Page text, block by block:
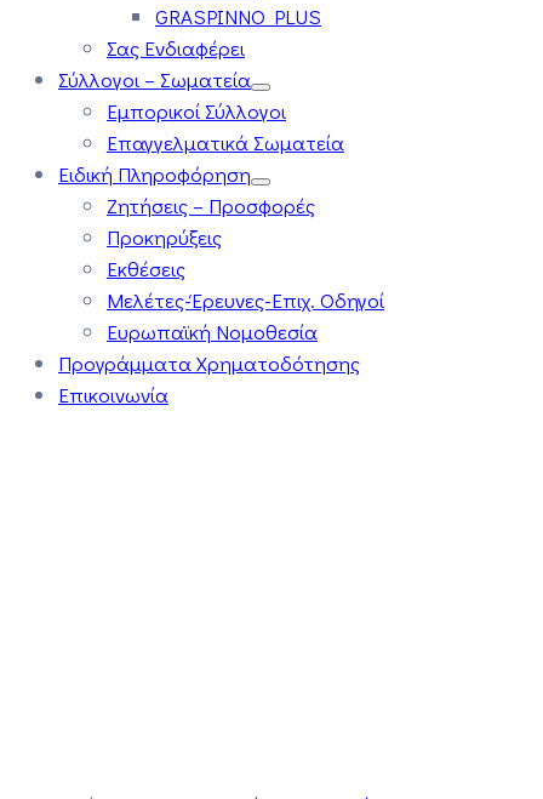
GRASPINNO PLUS
Σας Ενδιαφέρει
Σύλλογοι – Σωματεία
Εμπορικοί Σύλλογοι
Επαγγελματικά Σωματεία
Ειδική Πληροφόρηση
Ζητήσεις – Προσφορές
Προκηρύξεις
Εκθέσεις
Μελέτες-Έρευνες-Επιχ. Οδηγοί
Ευρωπαϊκή Νομοθεσία
Προγράμματα Χρηματοδότησης
Επικοινωνία